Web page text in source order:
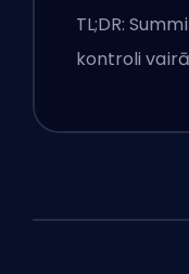
TL;DR:
kontroli